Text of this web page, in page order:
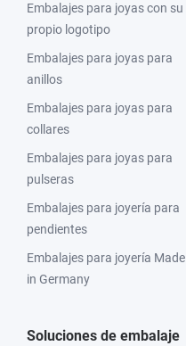
Embalajes para joyas con su
propio logotipo
Embalajes para joyas para
anillos
Embalajes para joyas para
collares
Embalajes para joyas para
pulseras
Embalajes para joyería para
pendientes
Embalajes para joyería Made
in Germany
Soluciones de embalaje